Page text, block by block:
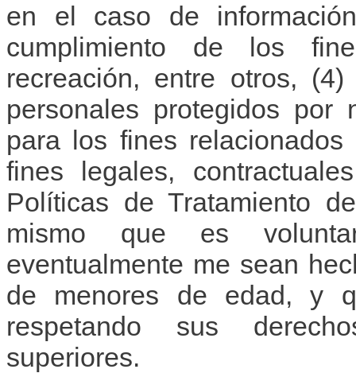
en el caso de
cumplimiento de los
recreación, entre otros,
personales protegidos por
para los fines
fines legales,
Políticas de Tratamiento
mismo que es
eventualmente me sean
de menores de edad, y
respetando sus
superiores.